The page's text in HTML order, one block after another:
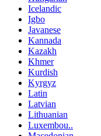
Icelandic
Igbo
Javanese
Kannada
Kazakh
Khmer
Kurdish
Kyrgyz
Latin
Latvian
Lithuanian
Luxembou..